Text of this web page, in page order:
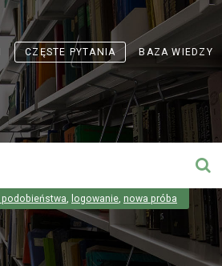
CZĘSTE PYTANIA BAZA WIEDZY
, logowanie, nowa próba